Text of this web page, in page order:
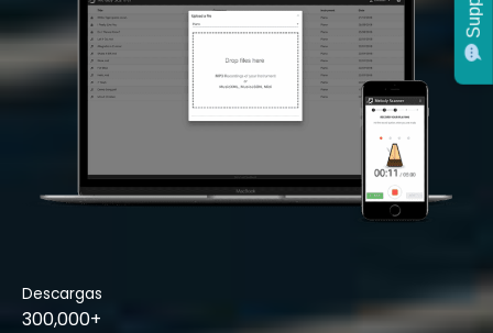
Descargas
300,000+